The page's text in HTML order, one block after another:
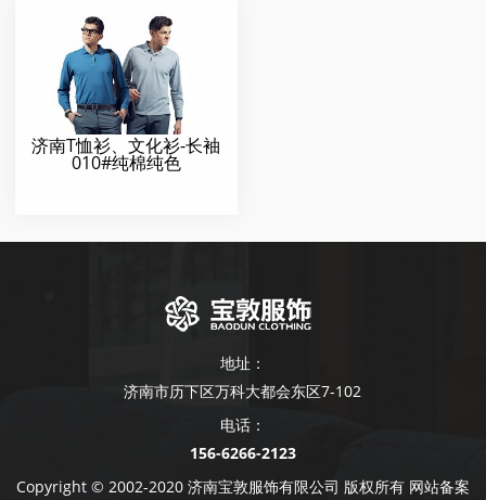
济南T恤衫、文化衫-长袖
010#纯棉纯色
地址：
济南市历下区万科大都会东区7-102
电话：
156-6266-2123
Copyright © 2002-2020 济南宝敦服饰有限公司 版权所有 网站备案